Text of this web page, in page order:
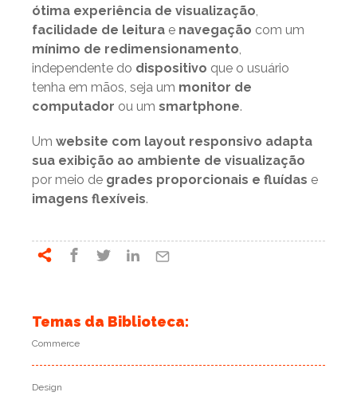
ótima experiência de visualização,
facilidade de leitura e navegação com um
mínimo de redimensionamento,
independente do dispositivo que o usuário
tenha em mãos, seja um monitor de
computador ou um smartphone.
Um website com layout responsivo adapta
sua exibição ao ambiente de visualização
por meio de grades proporcionais e fluídas e
imagens flexíveis.
Temas da Biblioteca:
Commerce
Design